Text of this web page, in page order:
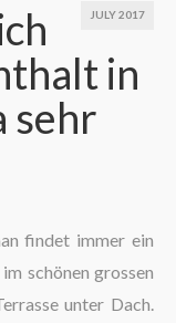
JULY 2017
in
sehr
findet immer ein
schönen grossen
unter Dach.